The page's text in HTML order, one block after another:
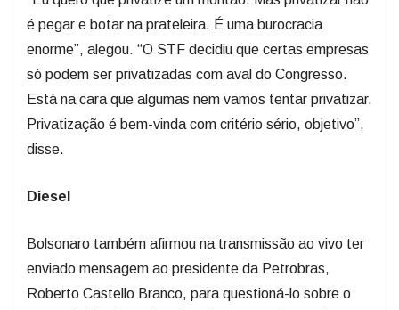
é pegar e botar na prateleira. É uma burocracia
enorme”, alegou. “O STF decidiu que certas empresas
só podem ser privatizadas com aval do Congresso.
Está na cara que algumas nem vamos tentar privatizar.
Privatização é bem-vinda com critério sério, objetivo”,
disse.
Diesel
Bolsonaro também afirmou na transmissão ao vivo ter
enviado mensagem ao presidente da Petrobras,
Roberto Castello Branco, para questioná-lo sobre o